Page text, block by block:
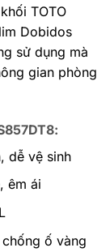
TOTO
Dobidos
sử dụng mà
gian phòng
dễ vệ sinh
êm ái
ố vàng